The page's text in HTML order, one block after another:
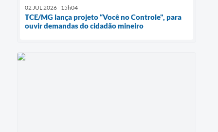
02 JUL 2026 - 15h04
TCE/MG lança projeto “Você no Controle", para
ouvir demandas do cidadão mineiro